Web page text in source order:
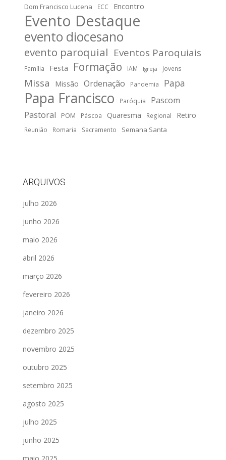
Dom Francisco Lucena
ECC Encontro
Evento Destaque
evento diocesano
evento paroquial Eventos Paroquiais
Família Festa Formação IAM Igreja Jovens
Missa Missão Ordenação Pandemia Papa
Papa Francisco Paróquia
Pascom
Pastoral
POM Páscoa Quaresma Regional Retiro
Reunião Romaria Sacramento Semana Santa
ARQUIVOS
julho 2026
junho 2026
maio 2026
abril 2026
março 2026
fevereiro 2026
janeiro 2026
dezembro 2025
novembro 2025
outubro 2025
setembro 2025
agosto 2025
julho 2025
junho 2025
maio 2025